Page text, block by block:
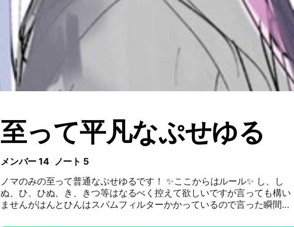
至って平凡なぷせゆる
メンバー 14
ノート 5
ノマのみの至って普通なぷせゆるです！ ✨️ここからはルール✨️ し、し
ぬ、ひ、ひぬ、き、きつ等はなるべく控えて欲しいですが言っても構い
ませんがはんとひんはスパムフィルターかかっているので言った瞬間お